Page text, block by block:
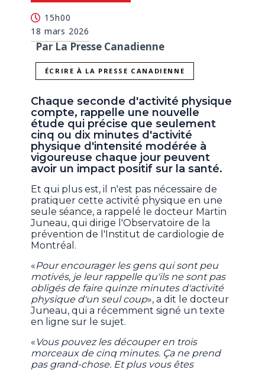
15h00
18 mars 2026
Par La Presse Canadienne
ÉCRIRE À LA PRESSE CANADIENNE
Chaque seconde d'activité physique
compte, rappelle une nouvelle
étude qui précise que seulement
cinq ou dix minutes d'activité
physique d'intensité modérée à
vigoureuse chaque jour peuvent
avoir un impact positif sur la santé.
Et qui plus est, il n'est pas nécessaire de
pratiquer cette activité physique en une
seule séance, a rappelé le docteur Martin
Juneau, qui dirige l'Observatoire de la
prévention de l'Institut de cardiologie de
Montréal.
«Pour encourager les gens qui sont peu
motivés, je leur rappelle qu'ils ne sont pas
obligés de faire quinze minutes d'activité
physique d'un seul coup», a dit le docteur
Juneau, qui a récemment signé un texte
en ligne sur le sujet.
« Vous pouvez les découper en trois
morceaux de cinq minutes. Ça ne prend
pas grand-chose. Et plus vous êtes